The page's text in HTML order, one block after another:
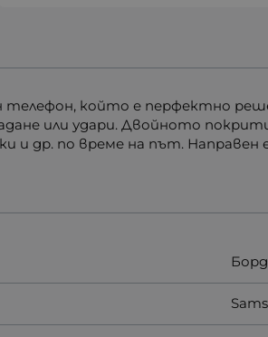
телефон, който е перфектно
или удари. Двойното
и др. по време на път. Направен